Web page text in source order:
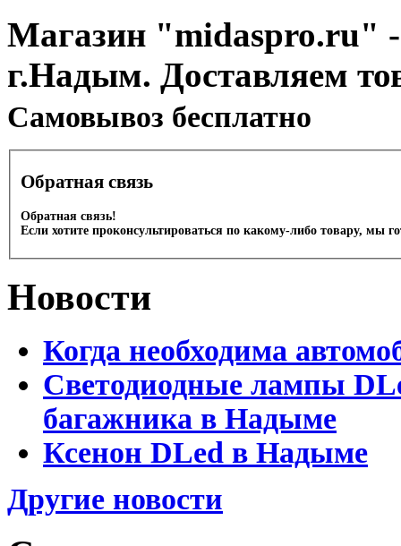
Магазин "midaspro.ru" -
г.Надым. Доставляем
Cамовывоз бесплатно
Обратная связь
Обратная связь!
Если хотите проконсультироваться по какому-либо товару, мы
Новости
Когда необходима
Светодиодные лампы
багажника в Надыме
Ксенон DLed в Надыме
Другие новости